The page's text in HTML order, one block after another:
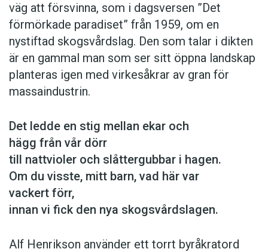
väg att försvinna, som i dagsversen ”Det
förmörkade paradiset” från 1959, om en
nystiftad skogsvårdslag. Den som talar i dikten
är en gammal man som ser sitt öppna landskap
planteras igen med virkesåkrar av gran för
massaindustrin.
Det ledde en stig mellan ekar och
hägg från vår dörr
till nattvioler och slåttergubbar i hagen.
Om du visste, mitt barn, vad här var
vackert förr,
innan vi fick den nya skogsvårdslagen.
Alf Henrikson använder ett torrt byråkratord